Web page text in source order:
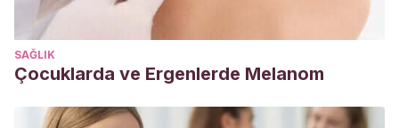
Fromm/files/21002/Spiegel_R_1967a.pdf
García, E., Salguero, A., & Pérez, G.(2010). Expectativas
y estereotipos de género en la relación entre padres e
Enseñanza e investigación en psicología
341.https://www.redalyc.org/pdf/292/29215980006.pdf
SAĞLIK
Çocuklarda ve Ergenlerde Melanom